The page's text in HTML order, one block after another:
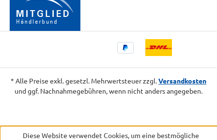
* Alle Preise exkl. gesetzl. Mehrwertsteuer zzgl.Versandkosten
und ggf. Nachnahmegebühren, wenn nicht anders angegeben.
Diese Website verwendet Cookies, um eine bestmögliche